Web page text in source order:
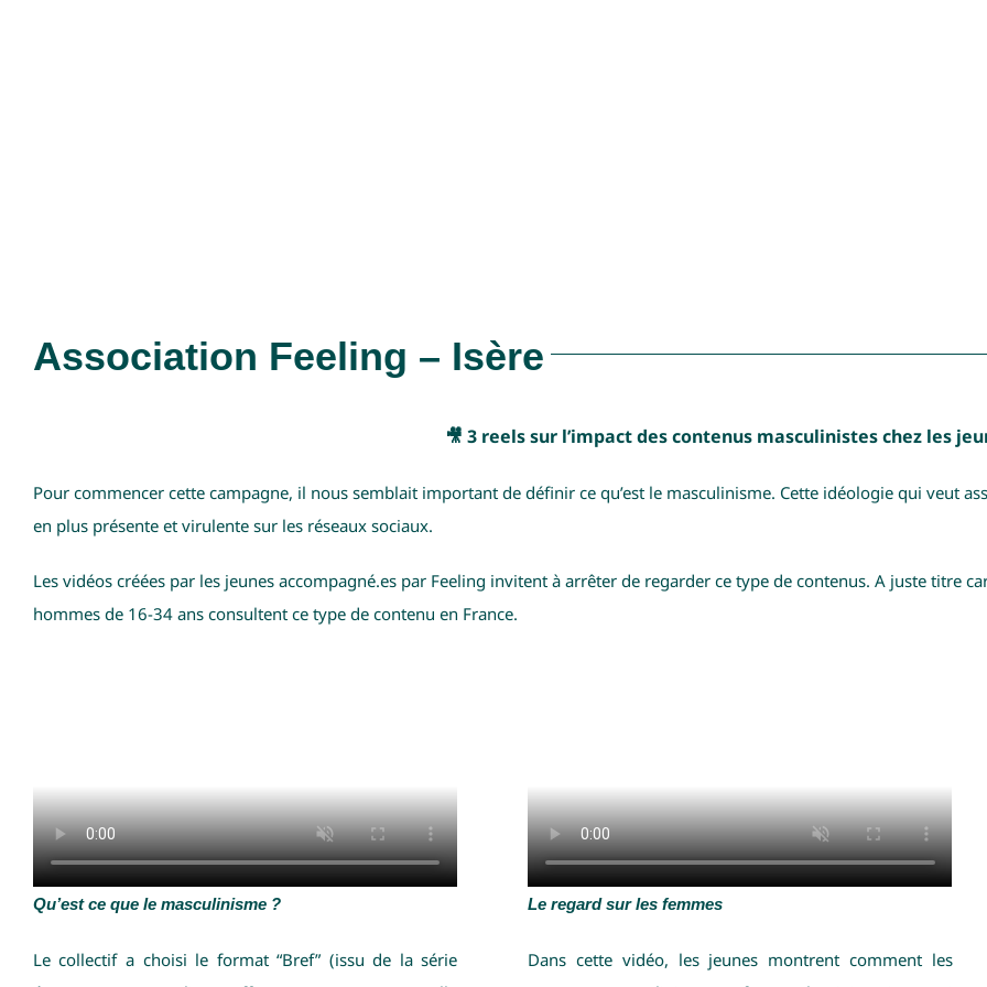
Association Feeling – Isère
🎥 3 reels sur l’impact des contenus masculinistes chez les
Pour commencer cette campagne, il nous semblait important de définir ce qu’est le masculinisme. Cette idéologie qui veut
en plus présente et virulente sur les réseaux sociaux.
Les vidéos créées par les jeunes accompagné.es par Feeling invitent à arrêter de regarder ce type de contenus. A juste titre
hommes de 16-34 ans consultent ce type de contenu en France.
Qu’est ce que le masculinisme ?
Le collectif a choisi le format “Bref” (issu de la série
Le regard sur les femmes
Dans cette vidéo, les jeunes montrent comment les